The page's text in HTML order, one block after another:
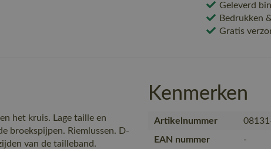
Geleverd
Bedrukken
Gratis
het kruis. Lage taille en
broekspijpen. Riemlussen. D-
van de tailleband.
Kenmerken
Artikelnummer
EAN nummer
-